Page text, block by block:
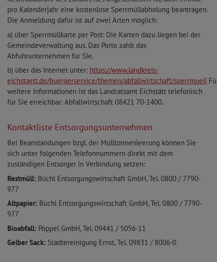
pro Kalenderjahr eine kostenlose Sperrmüllabholung beantragen.
Die Anmeldung dafür ist auf zwei Arten möglich:
a) über Sperrmüllkarte per Post: Die Karten dazu liegen bei der
Gemeindeverwaltung aus. Das Porto zahlt das
Abfuhrunternehmen für Sie.
b) über das Internet unter: https://www.landkreis-
eichstaett.de/buergerservice/themen/abfallwirtschaft/sperrmuell
weitere Informationen ist das Landratsamt Eichstätt telefonisch
für Sie erreichbar: Abfallwirtschaft 08421 70-1400.
Kontaktliste Entsorgungsunternehmen
Bei Beanstandungen bzgl. der Mülltonnenleerung können Sie
sich unter folgenden Telefonnummern direkt mit dem
zuständigen Entsorger in Verbindung setzen:
Restmüll: Büchl Entsorgungswirtschaft GmbH, Tel. 0800 / 7790-
977
Altpapier: Büchl Entsorgungswirtschaft GmbH, Tel. 0800 / 7790-
977
Bioabfall: Pöppel GmbH, Tel. 09441 / 5056-11
Gelber Sack: Städtereinigung Ernst, Tel. 09831 / 8006-0